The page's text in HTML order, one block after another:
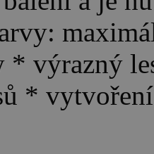
* výrazný
*